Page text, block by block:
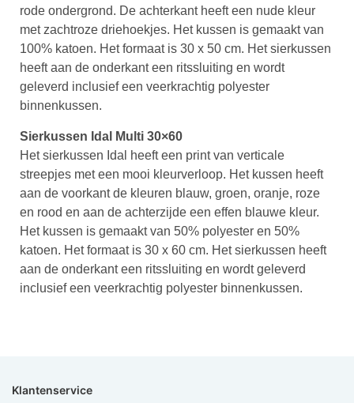
rode ondergrond. De achterkant heeft een nude kleur
met zachtroze driehoekjes. Het kussen is gemaakt van
100% katoen. Het formaat is 30 x 50 cm. Het sierkussen
heeft aan de onderkant een ritssluiting en wordt
geleverd inclusief een veerkrachtig polyester
binnenkussen.
Sierkussen Idal Multi 30×60
Het sierkussen Idal heeft een print van verticale
streepjes met een mooi kleurverloop. Het kussen heeft
aan de voorkant de kleuren blauw, groen, oranje, roze
en rood en aan de achterzijde een effen blauwe kleur.
Het kussen is gemaakt van 50% polyester en 50%
katoen. Het formaat is 30 x 60 cm. Het sierkussen heeft
aan de onderkant een ritssluiting en wordt geleverd
inclusief een veerkrachtig polyester binnenkussen.
Klantenservice